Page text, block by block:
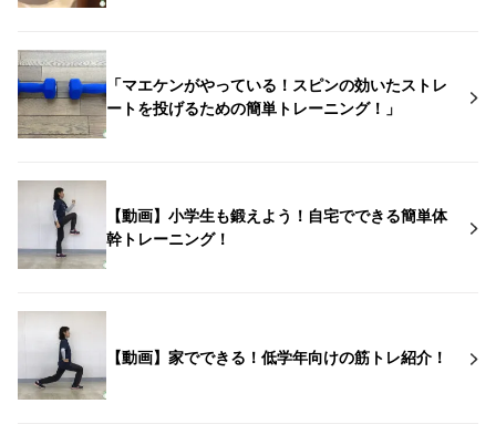
「マエケンがやっている！スピンの効いたストレ
ートを投げるための簡単トレーニング！」
【動画】小学生も鍛えよう！自宅でできる簡単体
幹トレーニング！
【動画】家でできる！低学年向けの筋トレ紹介！